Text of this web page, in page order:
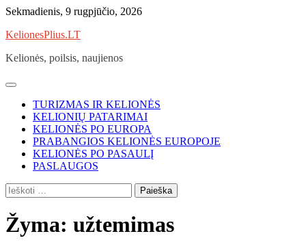
Skip
content
Sekmadienis, 9 rugpjūčio, 2026
KelionesPlius.LT
Kelionės, poilsis, naujienos
TURIZMAS IR KELIONĖS
KELIONIŲ PATARIMAI
KELIONĖS PO EUROPA
PRABANGIOS KELIONĖS EUROPOJE
KELIONĖS PO PASAULĮ
PASLAUGOS
Ieškoti:
Žyma: užtemimas